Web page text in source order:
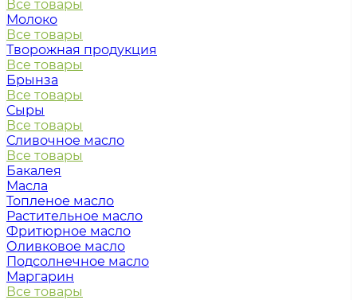
Все товары
Молоко
Все товары
Творожная продукция
Все товары
Брынза
Все товары
Сыры
Все товары
Сливочное масло
Все товары
Бакалея
Масла
Топленое масло
Растительное масло
Фритюрное масло
Оливковое масло
Подсолнечное масло
Маргарин
Все товары